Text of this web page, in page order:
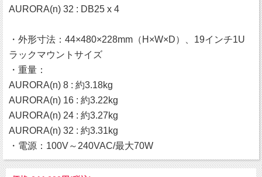
AURORA(n) 32 : DB25 x 4
・外形寸法：44×480×228mm（H×W×D）、19インチ1U
ラックマウントサイズ
・重量：
AURORA(n) 8 : 約3.18kg
AURORA(n) 16 : 約3.22kg
AURORA(n) 24 : 約3.27kg
AURORA(n) 32 : 約3.31kg
・電源：100V～240VAC/最大70W